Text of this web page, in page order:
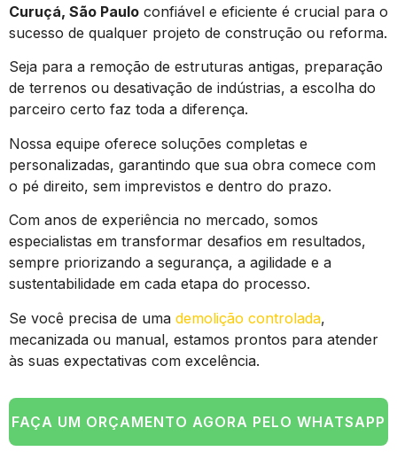
Curuçá, São Paulo confiável e eficiente é crucial para o
sucesso de qualquer projeto de construção ou reforma.
Seja para a remoção de estruturas antigas, preparação
de terrenos ou desativação de indústrias, a escolha do
parceiro certo faz toda a diferença.
Nossa equipe oferece soluções completas e
personalizadas, garantindo que sua obra comece com
o pé direito, sem imprevistos e dentro do prazo.
Com anos de experiência no mercado, somos
especialistas em transformar desafios em resultados,
sempre priorizando a segurança, a agilidade e a
sustentabilidade em cada etapa do processo.
Se você precisa de uma demolição controlada,
mecanizada ou manual, estamos prontos para atender
às suas expectativas com excelência.
FAÇA UM ORÇAMENTO AGORA PELO WHATSAPP